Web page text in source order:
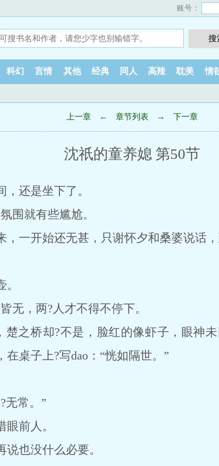
账号：
科幻 言情 其他 经典 同人 高辣 耽美 情
上一章 ← 章节列表 → 下一章
沈祇的童养媳 第50节
还是坐下了。
就有些尴尬。
开始还无甚，只谢怀夕和桑婆说话，
，两?人才不得不停下。
桥却?不是，脸红的像虾子，眼神未
桌子上?写dao：“恍如隔世。”
常。”
前人。
也没什么必要。